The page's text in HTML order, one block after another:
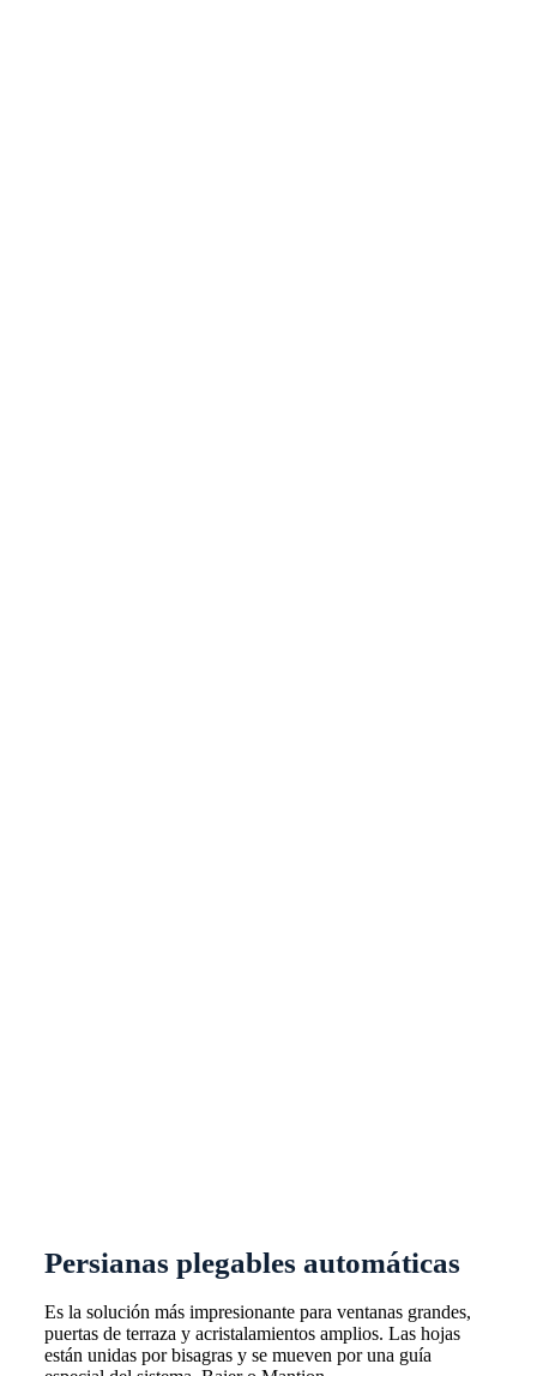
Persianas plegables automáticas
Es la solución más impresionante para ventanas grandes,
puertas de terraza y acristalamientos amplios. Las hojas
están unidas por bisagras y se mueven por una guía